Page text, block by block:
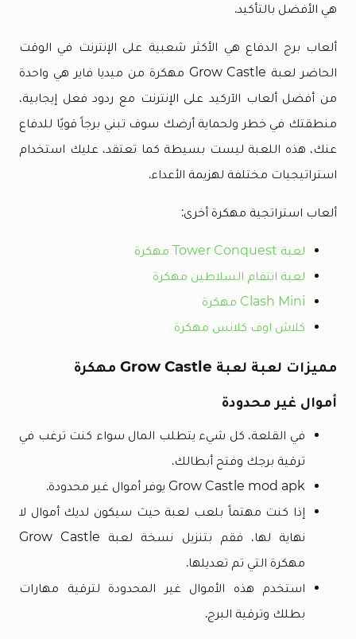
هي الأفضل بالتأكيد.
ألعاب برج الدفاع هي الأكثر شعبية على الإنترنت في الوقت
الحاضر لعبة Grow Castle مهكرة من ميديا فاير هي واحدة
من أفضل ألعاب الآركيد على الإنترنت مع ردود فعل إيجابية،
منطقتك في خطر ولحماية أرضك سوف تبني برجاً قويًا للدفاع
عنك، هذه اللعبة ليست بسيطة كما تعتقد، عليك استخدام
استراتيجيات مختلفة لهزيمة الأعداء.
ألعاب استراتجية مهكرة أخرى:
لعبة Tower Conquest مهكرة
لعبة انتقام السلاطين مهكرة
Clash Mini مهكرة
كلاش اوف كلانس مهكرة
مميزات لعبة لعبة Grow Castle مهكرة
أموال غير محدودة
في القلعة، كل شيء يتطلب المال سواء كنت ترغب في
ترقية برجك وفتح أبطالك.
Grow Castle mod apk يوفر أموال غير محدودة.
إذا كنت مهتماً بلعب لعبة حيث سيكون لديك أموال لا
نهاية لها، فقم بتنزيل نسخة لعبة Grow Castle
مهكرة التي تم تعديلها.
استخدم هذه الأموال غير المحدودة لترقية مهارات
بطلك وترقية البرج.